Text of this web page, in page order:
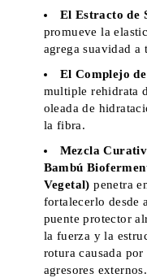
El Estracto de
promueve la
agrega suavidad a
El Complejo
multiple rehidrata
oleada de
la fibra.
Mezcla
Bambú
Vegetal)penetra
fortalecerlo desde
puente protector
la fuerza y la
rotura causada
agresores externos.